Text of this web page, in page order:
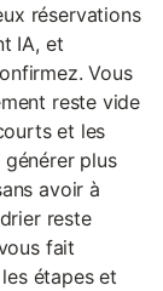
réservations
IA, et
Vous
reste vide
et les
plus
avoir à
reste
fait
étapes et